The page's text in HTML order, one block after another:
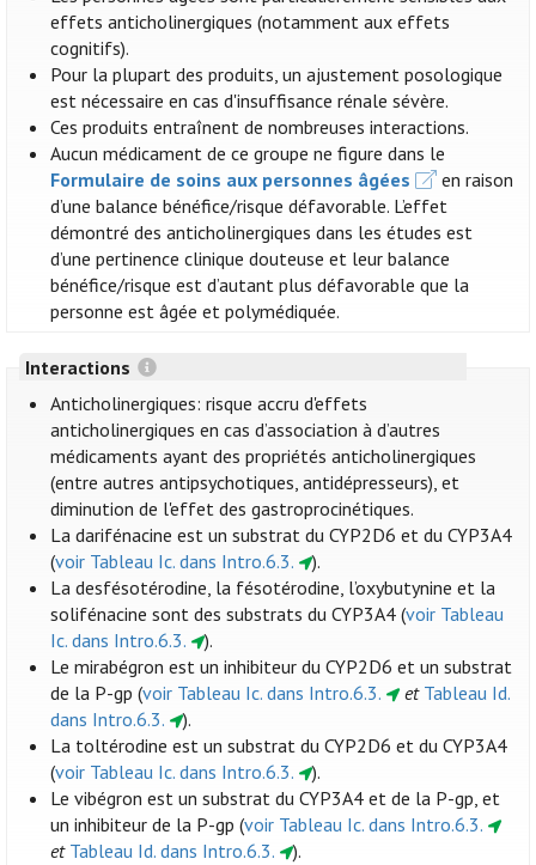
effets anticholinergiques (notamment aux effets
cognitifs).
Pour la plupart des produits, un ajustement posologique
est nécessaire en cas d'insuffisance rénale sévère.
Ces produits entraînent de nombreuses interactions.
Aucun médicament de ce groupe ne figure dans le
Formulaire de soins aux personnes âgées
en raison
d’une balance bénéfice/risque défavorable. L’effet
démontré des anticholinergiques dans les études est
d’une pertinence clinique douteuse et leur balance
bénéfice/risque est d’autant plus défavorable que la
personne est âgée et polymédiquée.
Interactions
Anticholinergiques: risque accru d'effets
anticholinergiques en cas d’association à d’autres
médicaments ayant des propriétés anticholinergiques
(entre autres antipsychotiques, antidépresseurs), et
diminution de l'effet des gastroprocinétiques.
La darifénacine est un substrat du CYP2D6 et du CYP3A4
(voir Tableau Ic. dans Intro.6.3.
).
La desfésotérodine, la fésotérodine, l’oxybutynine et la
solifénacine sont des substrats du CYP3A4 (voir Tableau
Ic. dans Intro.6.3.
).
Le mirabégron est un inhibiteur du CYP2D6 et un substrat
de la P-gp (voir Tableau Ic. dans Intro.6.3. et Tableau Id.
dans Intro.6.3.
).
La toltérodine est un substrat du CYP2D6 et du CYP3A4
(voir Tableau Ic. dans Intro.6.3.
).
Le vibégron est un substrat du CYP3A4 et de la P-gp, et
un inhibiteur de la P-gp (voir Tableau Ic. dans Intro.6.3.
et Tableau Id. dans Intro.6.3. ).